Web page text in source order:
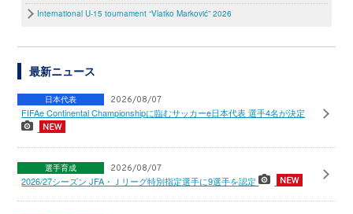
International U-15 tournament “Vlatko Marković” 2026
最新ニュース
日本代表 2026/08/07
FIFAe Continental Championshipに臨むサッカーe日本代表 選手4名が決定
選手育成 2026/08/07
2026/27シーズン JFA・Ｊリーグ特別指定選手に9選手を認定